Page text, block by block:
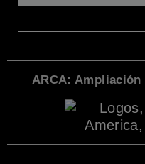
ARCA: Ampliación